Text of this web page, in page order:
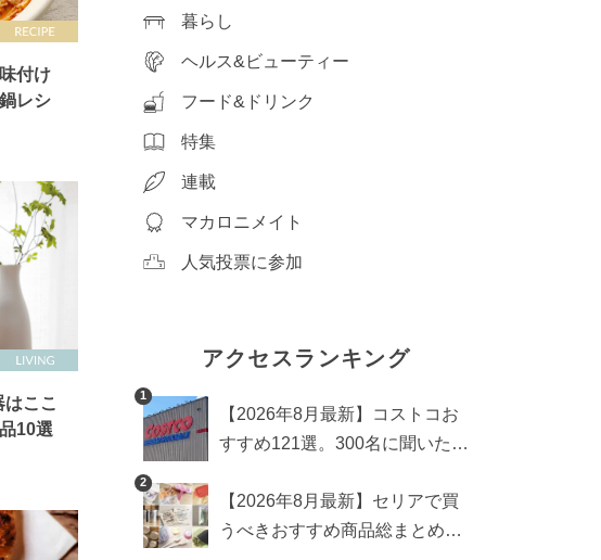
付け
レシ
ここ
10選
暮らし
ヘルス&ビューティー
フード&ドリンク
特集
連載
マカロニメイト
人気投票に参加
アクセスランキング
1
【2026年8月最新】コストコお
すすめ121選。300名に聞いた買
め商品も
2
【2026年8月最新】セリアで買
うべきおすすめ商品総まとめ。